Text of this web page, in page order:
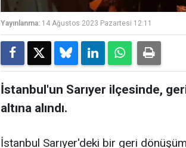
Yayınlanma: 14 Ağustos 2023 Pazartesi 12:11
İstanbul'un Sarıyer ilçesinde,
altına alındı.
İstanbul Sarıyer'deki bir geri